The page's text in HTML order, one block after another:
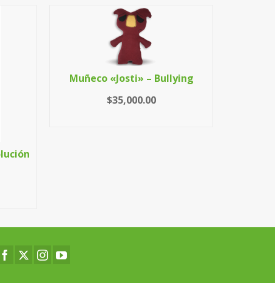
Muñeco «Josti» – Bullying
$35,000.00